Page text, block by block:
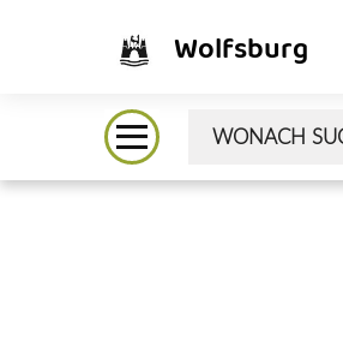
Wolfsburg